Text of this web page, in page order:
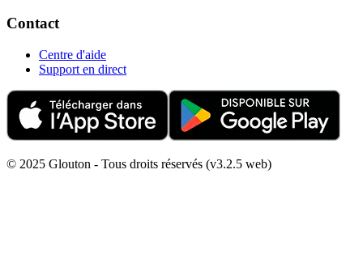
Contact
Centre d'aide
Support en direct
© 2025 Glouton - Tous droits réservés (v3.2.5 web)